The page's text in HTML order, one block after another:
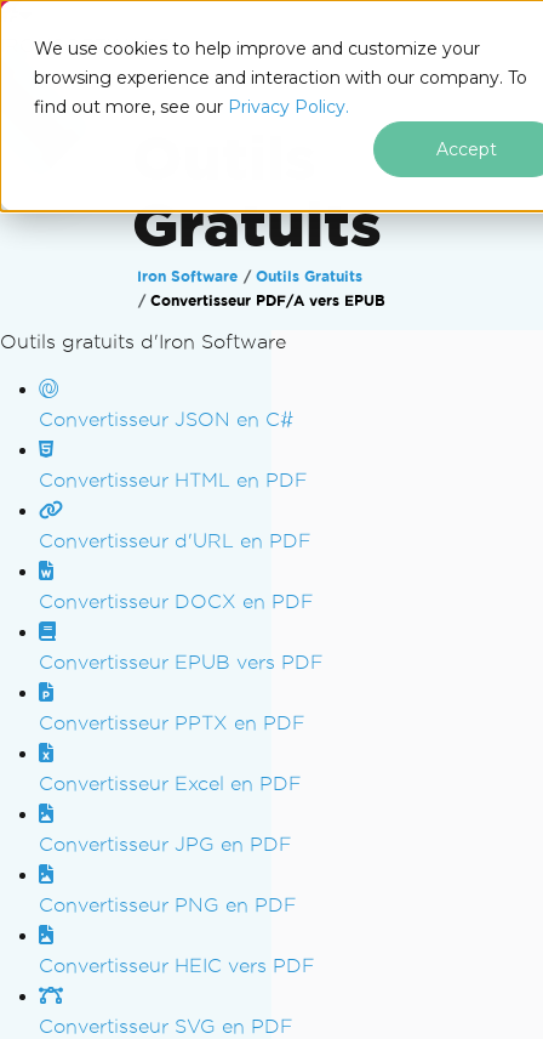
We use cookies to help improve and customize your
browsing experience and interaction with our company. To
find out more, see our Privacy Policy.
Accept
IRONSOFTWARE
Gratuits
Iron Software
Outils Gratuits
Convertisseur PDF/A vers EPUB
Passer au contenu du pied de page
Outils gratuits d'Iron Software
Convertisseur JSON en C#
Convertisseur HTML en PDF
Convertisseur d'URL en PDF
Convertisseur DOCX en PDF
Convertisseur EPUB vers PDF
Convertisseur PPTX en PDF
Convertisseur Excel en PDF
Convertisseur JPG en PDF
Convertisseur PNG en PDF
Convertisseur HEIC vers PDF
Convertisseur SVG en PDF